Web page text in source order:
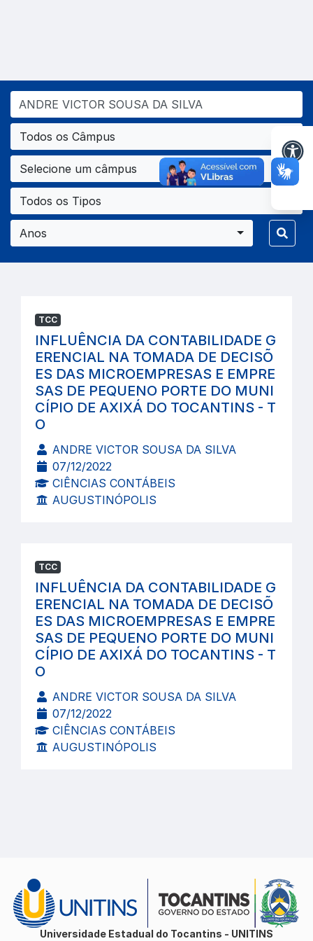
Todos os Câmpus
Selecione um câmpus
Todos os Tipos
Anos
TCC
INFLUÊNCIA DA CONTABILIDADE G
ERENCIAL NA TOMADA DE DECISÕ
ES DAS MICROEMPRESAS E EMPRE
SAS DE PEQUENO PORTE DO MUNI
CÍPIO DE AXIXÁ DO TOCANTINS - T
O
ANDRE VICTOR SOUSA DA SILVA
07/12/2022
CIÊNCIAS CONTÁBEIS
AUGUSTINÓPOLIS
TCC
INFLUÊNCIA DA CONTABILIDADE G
ERENCIAL NA TOMADA DE DECISÕ
ES DAS MICROEMPRESAS E EMPRE
SAS DE PEQUENO PORTE DO MUNI
CÍPIO DE AXIXÁ DO TOCANTINS - T
O
ANDRE VICTOR SOUSA DA SILVA
07/12/2022
CIÊNCIAS CONTÁBEIS
AUGUSTINÓPOLIS
Universidade Estadual do Tocantins - UNITINS